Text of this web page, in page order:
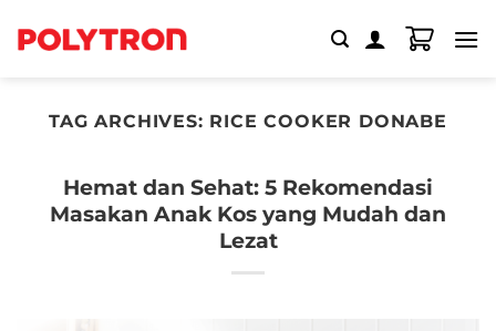
TAG ARCHIVES: RICE COOKER DONABE
Hemat dan Sehat: 5 Rekomendasi
Masakan Anak Kos yang Mudah dan
Lezat